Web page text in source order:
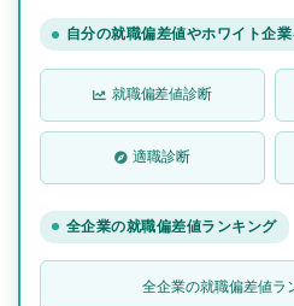
自分の就職偏差値やホワイト企業
就職偏差値診断
適職診断
全企業の就職偏差値ランキング
全企業の就職偏差値ラ